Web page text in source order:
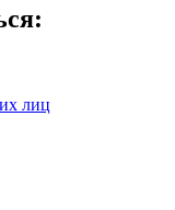
лиц